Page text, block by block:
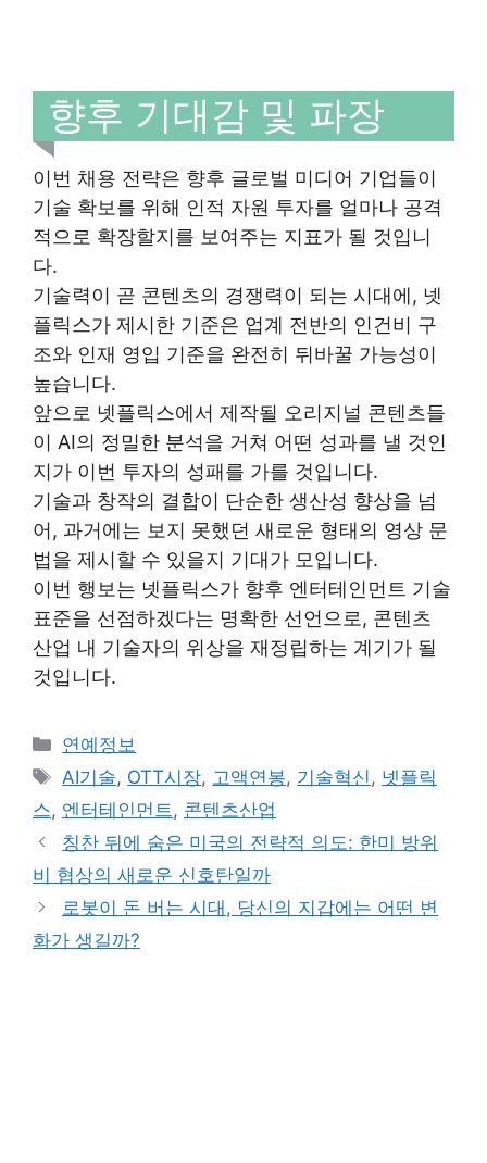
향후 기대감 및 파장
이번 채용 전략은 향후 글로벌 미디어 기업들이
기술 확보를 위해 인적 자원 투자를 얼마나 공격
적으로 확장할지를 보여주는 지표가 될 것입니
다.
기술력이 곧 콘텐츠의 경쟁력이 되는 시대에, 넷
플릭스가 제시한 기준은 업계 전반의 인건비 구
조와 인재 영입 기준을 완전히 뒤바꿀 가능성이
높습니다.
앞으로 넷플릭스에서 제작될 오리지널 콘텐츠들
이 AI의 정밀한 분석을 거쳐 어떤 성과를 낼 것인
지가 이번 투자의 성패를 가를 것입니다.
기술과 창작의 결합이 단순한 생산성 향상을 넘
어, 과거에는 보지 못했던 새로운 형태의 영상 문
법을 제시할 수 있을지 기대가 모입니다.
이번 행보는 넷플릭스가 향후 엔터테인먼트 기술
표준을 선점하겠다는 명확한 선언으로, 콘텐츠
산업 내 기술자의 위상을 재정립하는 계기가 될
것입니다.
Categories
연예정보
Tags
AI기술, OTT시장, 고액연봉, 기술혁신 , 넷플릭
스, 엔터테인먼트 , 콘텐츠산업
칭찬 뒤에 숨은 미국의 전략적 의도: 한미 방위
비 협상의 새로운 신호탄일까
로봇이 돈 버는 시대, 당신의 지갑에는 어떤 변
화가 생길까?